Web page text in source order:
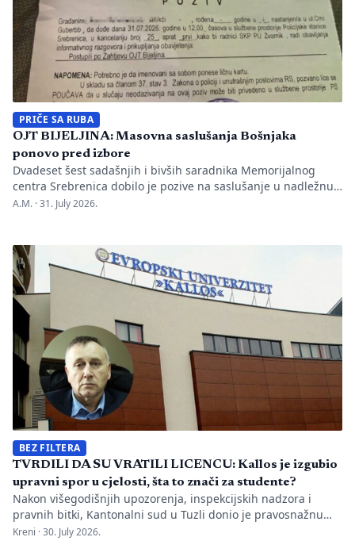
PRIČE SA RUBA
OJT BIJELJINA: Masovna saslušanja Bošnjaka
ponovo pred izbore
Dvadeset šest sadašnjih i bivših saradnika Memorijalnog
centra Srebrenica dobilo je pozive na saslušanje u nadležnu
policijsku stanicu po nalogu Okružnog javnog tužilaštva u
nakon predstavljanja godišnjeg Izvještaja o negiranju
genocida. Iz Memorijalnog centra upozoravaju da se
istovremeno pozivanje […]
A.M. ·31. July 2026.
BEZ FILTERA
TVRDILI DA SU VRATILI LICENCU: Kallos je izgubio
upravni spor u cjelosti, šta to znači za studente?
Nakon višegodišnjih upozorenja, inspekcijskih nadzora i
pravnih bitki, Kantonalni sud u Tuzli donio je pravosnažnu
presudu kojom se definitivno potvrđuje trajna zabrana rada
Kreni ·30. July 2026.